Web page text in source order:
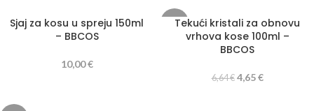
Sjaj za kosu u spreju 150ml
– BBCOS
10,00€
-30%Tekući kristali za obnovu
vrhova kose 100ml –
BBCOS
6,64€ 4,65€